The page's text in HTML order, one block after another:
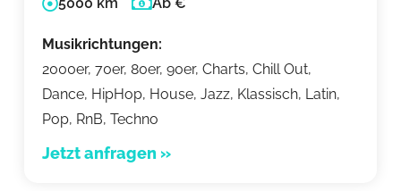
Musikrichtungen:
2000er, 70er, 80er, 90er, Charts, Chill Out,
Dance, HipHop, House, Jazz, Klassisch, Latin,
Pop, RnB, Techno
Jetzt anfragen »